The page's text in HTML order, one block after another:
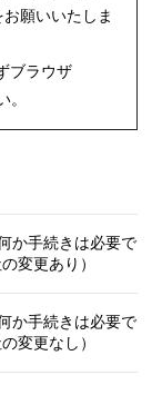
願いいたしま
ブラウザ
か手続きは必要で
変更あり）
か手続きは必要で
変更なし）